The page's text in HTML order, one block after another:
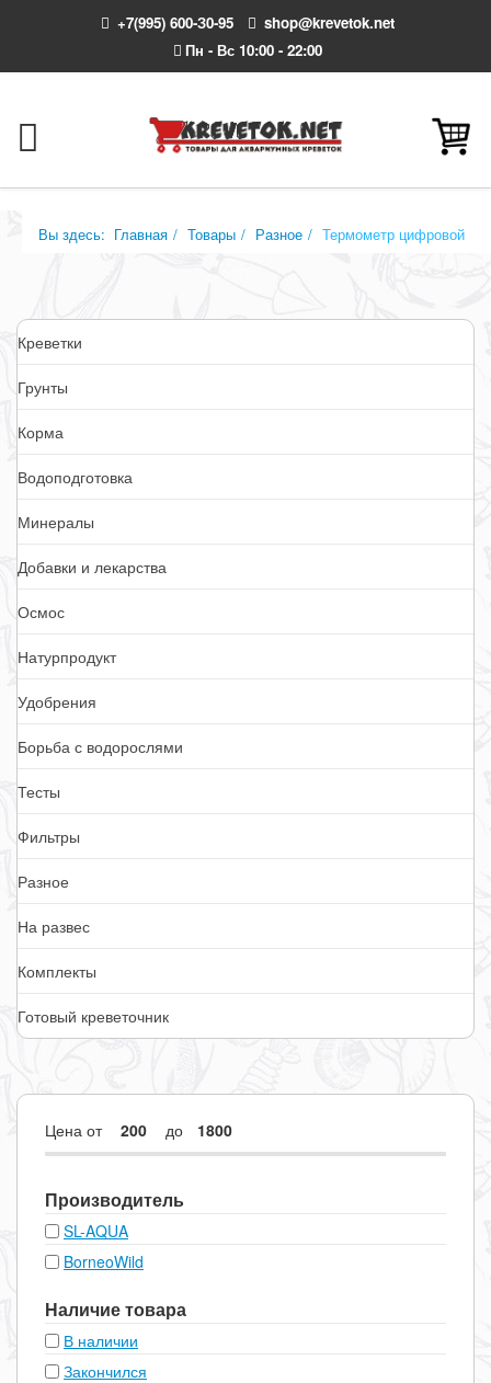
+7(995) 600-З0-95
shop@krevetok.net
Пн - Вс 10:00 - 22:00
Вы здесь: Главная Товары Разное Термометр цифровой
Креветки
Грунты
Корма
Водоподготовка
Минералы
Добавки и лекарства
Осмос
Натурпродукт
Удобрения
Борьба с водорослями
Тесты
Фильтры
Разное
На развес
Комплекты
Готовый креветочник
Цена от до
Производитель
SL-AQUA
BorneoWild
Наличие товара
В наличии
Закончился